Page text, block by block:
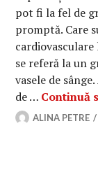
pot fi la fel de
promptă. Care
se referă la un
vasele de
de … Continuă
ALINA PETRE